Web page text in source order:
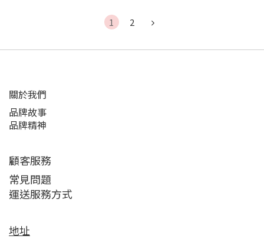
1 2
關於我們
品牌故事
品牌精神
顧客服務
常見問題
運送服務方式
地址